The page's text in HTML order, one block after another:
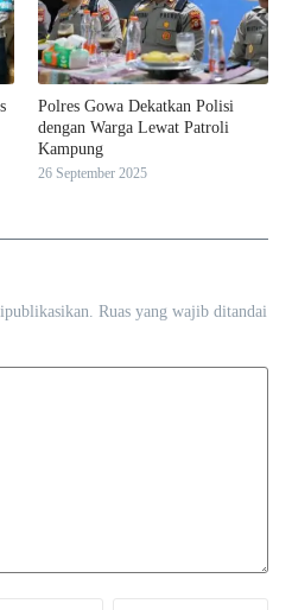
Polres Gowa Dekatkan Polisi
dengan Warga Lewat Patroli
Kampung
26 September 2025
Ruas yang wajib ditandai